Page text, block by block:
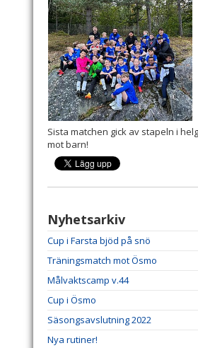
Sista matchen gick av stapeln i
mot barn!
Nyhetsarkiv
Cup i Farsta bjöd på snö
Träningsmatch mot Ösmo
Målvaktscamp v.44
Cup i Ösmo
Säsongsavslutning 2022
Nya rutiner!